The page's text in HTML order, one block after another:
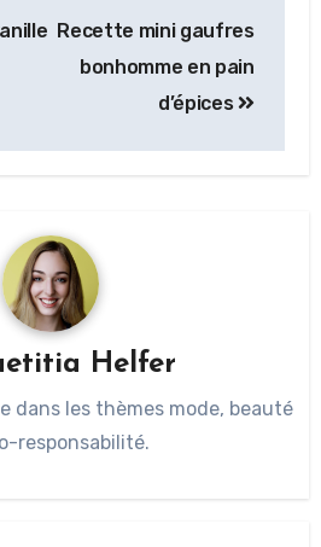
Recette mini gaufres
bonhomme en pain
d’épices
Helfer
dans les thèmes mode, beauté
responsabilité.